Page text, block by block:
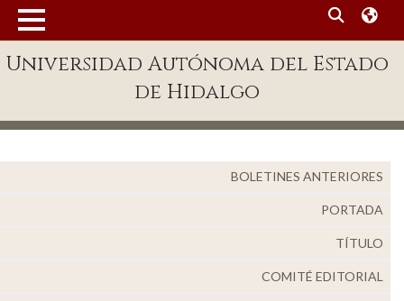
Enlaces
Directorio
Defensor Universitario
Universidad Autónoma del Estado
de Hidalgo
BOLETINES ANTERIORES
PORTADA
TÍTULO
COMITÉ EDITORIAL